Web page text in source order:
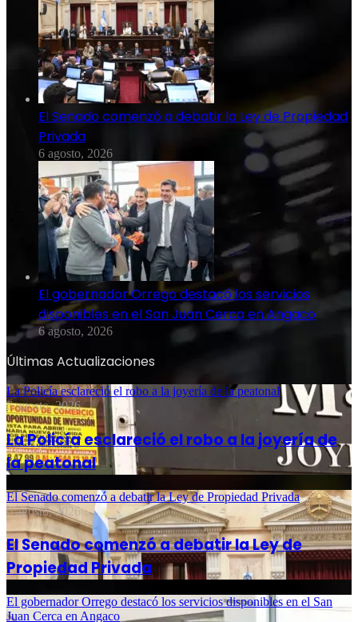
El Senado comenzó a debatir la Ley de Propiedad
Privada
6 agosto, 2026
El gobernador Orrego destacó los servicios
disponibles en el San Juan Cerca en Angaco
6 agosto, 2026
Últimas Actualizaciones
La Policía esclareció el robo a la joyería de la peatonal
6 agosto, 2026
La Policía esclareció el robo a la joyería de
la peatonal
El Senado comenzó a debatir la Ley de Propiedad Privada
6 agosto, 2026
El Senado comenzó a debatir la Ley de
Propiedad Privada
El gobernador Orrego destacó los servicios disponibles en el San
Juan Cerca en Angaco